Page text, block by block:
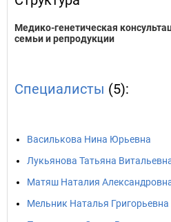
Медико-генетическая
семьи и репродукции
Специалисты (5):
Василькова Нина Юрьевна
Лукьянова Татьяна
Матяш Наталия
Мельник Наталья Григорьевна